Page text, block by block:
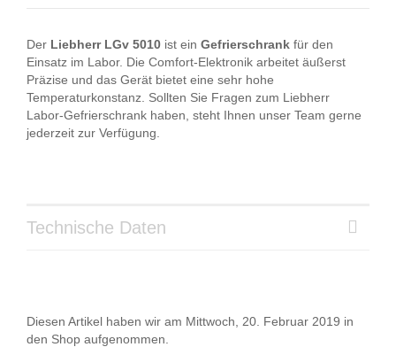
Der Liebherr LGv 5010 ist ein Gefrierschrank für den
Einsatz im Labor. Die Comfort-Elektronik arbeitet äußerst
Präzise und das Gerät bietet eine sehr hohe
Temperaturkonstanz. Sollten Sie Fragen zum Liebherr
Labor-Gefrierschrank haben, steht Ihnen unser Team gerne
jederzeit zur Verfügung.
Technische Daten
Diesen Artikel haben wir am Mittwoch, 20. Februar 2019 in
den Shop aufgenommen.